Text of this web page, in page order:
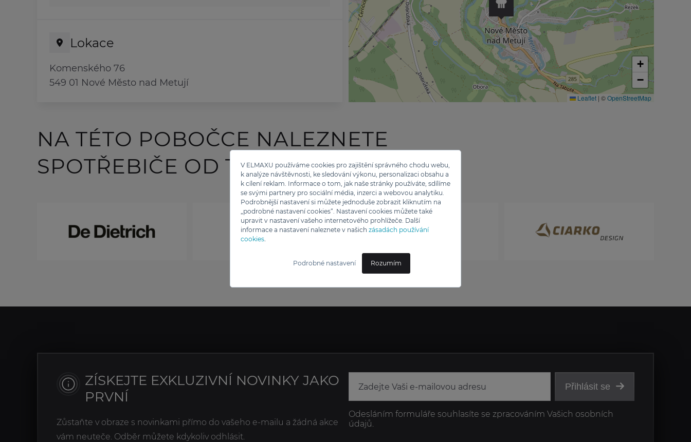
V ELMAXU používáme cookies pro zajištění správného chodu webu,
k analýze návštěvnosti, ke sledování výkonu, personalizaci obsahu a
k cílení reklam. Informace o tom, jak naše stránky používáte, sdílíme
se svými partnery pro sociální média, inzerci a webovou analytiku.
Podrobnější nastavení si můžete jednoduše zobrazit kliknutím na
„podrobné nastavení cookies“. Nastavení cookies můžete také
upravit v nastavení vašeho internetového prohlížeče. Další
informace a nastavení naleznete v našich zásadách používání
cookies.
Podrobné nastavení Rozumím
Lokace
Komenského 76
549 01 Nové Město nad Metují
+
−
Leaflet | ©OpenStreetMap
NA TÉTO POBOČCE NALEZNETE
SPOTŘEBIČE OD TĚCHTO ZNAČEK
ZÍSKEJTE EXKLUZIVNÍ NOVINKY JAKO
PRVNÍ
Zůstaňte v obraze s novinkami přímo do vašeho e-mailu a žádná akce
vám neuteče. Odběr můžete kdykoliv odhlásit.
Přihlásit se
Odesláním formuláře souhlasíte se zpracováním Vašich osobních
údajů.